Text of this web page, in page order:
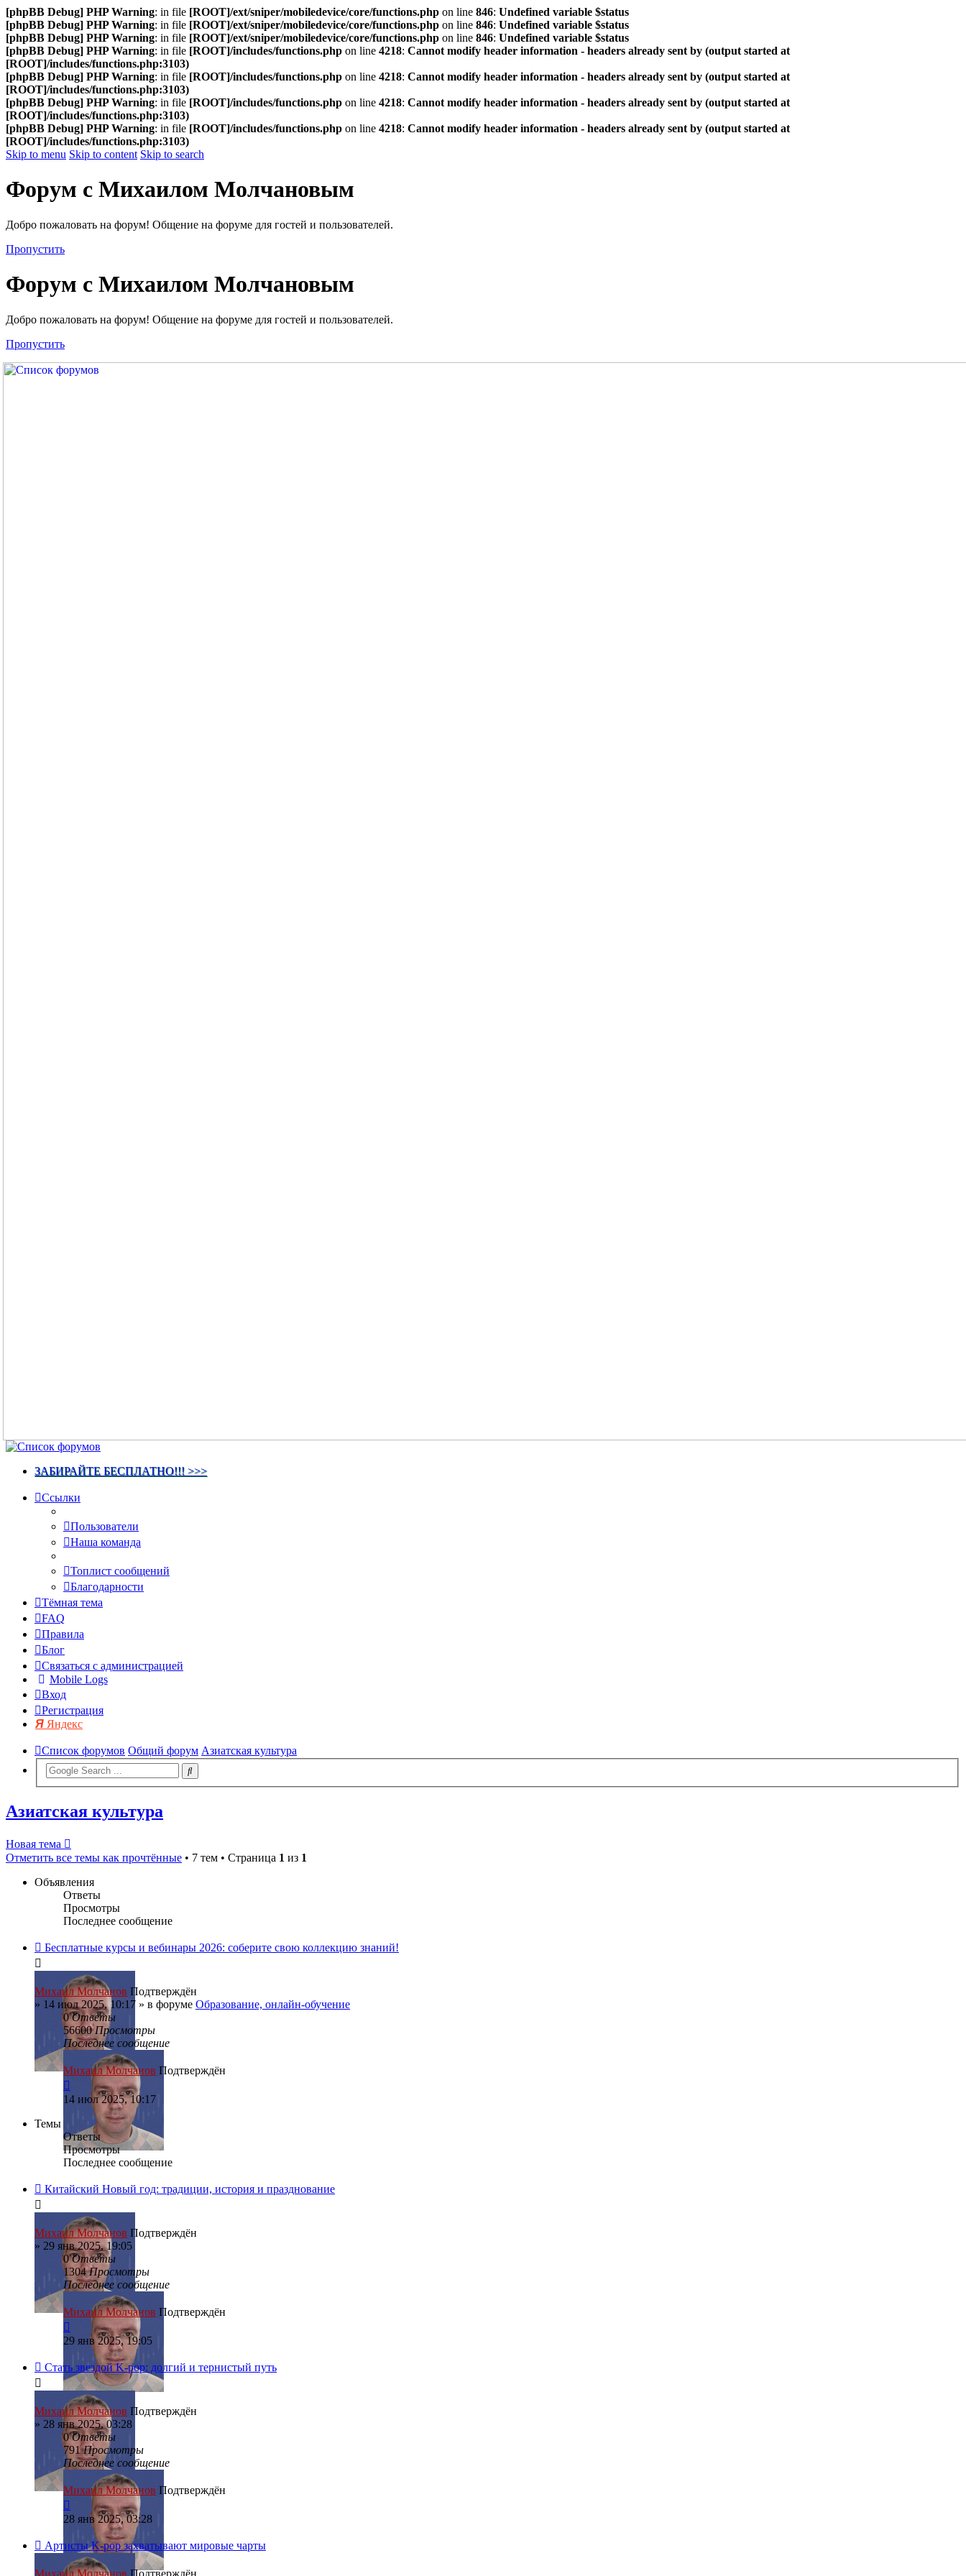
[phpBB Debug] PHP Warning: in file [ROOT]/ext/sniper/mobiledevice/core/functions.php on line 846: Undefined variable $status
[phpBB Debug] PHP Warning: in file [ROOT]/ext/sniper/mobiledevice/core/functions.php on line 846: Undefined variable $status
[phpBB Debug] PHP Warning: in file [ROOT]/ext/sniper/mobiledevice/core/functions.php on line 846: Undefined variable $status
[phpBB Debug] PHP Warning: in file [ROOT]/includes/functions.php on line 4218: Cannot modify header information - headers already sent by (output started at
[ROOT]/includes/functions.php:3103)
[phpBB Debug] PHP Warning: in file [ROOT]/includes/functions.php on line 4218: Cannot modify header information - headers already sent by (output started at
[ROOT]/includes/functions.php:3103)
[phpBB Debug] PHP Warning: in file [ROOT]/includes/functions.php on line 4218: Cannot modify header information - headers already sent by (output started at
[ROOT]/includes/functions.php:3103)
[phpBB Debug] PHP Warning: in file [ROOT]/includes/functions.php on line 4218: Cannot modify header information - headers already sent by (output started at
[ROOT]/includes/functions.php:3103)
Skip to menu Skip to content Skip to search
Форум с Михаилом Молчановым
Добро пожаловать на форум! Общение на форуме для гостей и пользователей.
Пропустить
Форум с Михаилом Молчановым
Добро пожаловать на форум! Общение на форуме для гостей и пользователей.
Пропустить
ЗАБИРАЙТЕ БЕСПЛАТНО!!! >>>
Ссылки
Пользователи
Наша команда
Топлист сообщений
Благодарности
Тёмная тема
FAQ
Правила
Блог
Связаться с администрацией
Mobile Logs
Вход
Регистрация
Яндекс
Список форумов Общий форум Азиатская культура
Азиатская культура
Новая тема
Отметить все темы как прочтённые • 7 тем • Страница 1 из 1
Объявления
Ответы
Просмотры
Последнее сообщение
Бесплатные курсы и вебинары 2026: соберите свою коллекцию знаний!
Михаил Молчанов Подтверждён
» 14 июл 2025, 10:17 » в форуме Образование, онлайн-обучение
0Ответы
56600Просмотры
Последнее сообщение
Михаил Молчанов Подтверждён
14 июл 2025, 10:17
Темы
Ответы
Просмотры
Последнее сообщение
Китайский Новый год: традиции, история и празднование
Михаил Молчанов Подтверждён
» 29 янв 2025, 19:05
0Ответы
1304Просмотры
Последнее сообщение
Михаил Молчанов Подтверждён
29 янв 2025, 19:05
Стать звездой K-pop: долгий и тернистый путь
Михаил Молчанов Подтверждён
» 28 янв 2025, 03:28
0Ответы
791Просмотры
Последнее сообщение
Михаил Молчанов Подтверждён
28 янв 2025, 03:28
Артисты K-pop захватывают мировые чарты